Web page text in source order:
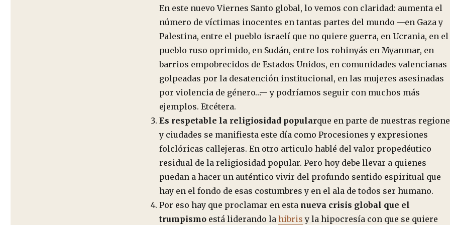
En este nuevo Viernes Santo global, lo vemos con claridad: aumenta el
número de víctimas inocentes en tantas partes del mundo —en Gaza y
Palestina, entre el pueblo israelí que no quiere guerra, en Ucrania, en el
pueblo ruso oprimido, en Sudán, entre los rohinyás en Myanmar, en
barrios empobrecidos de Estados Unidos, en comunidades valencianas
golpeadas por la desatención institucional, en las mujeres asesinadas
por violencia de género…— y podríamos seguir con muchos más
ejemplos. Etcétera.
Es respetable la religiosidad popularque en parte de nuestras
y ciudades se manifiesta este día como Procesiones y expresiones
folclóricas callejeras. En otro articulo hablé del valor propedéutico
residual de la religiosidad popular. Pero hoy debe llevar a quienes
puedan a hacer un auténtico vivir del profundo sentido espiritual que
hay en el fondo de esas costumbres y en el ala de todos ser humano.
Por eso hay que proclamar en esta nueva crisis global que el
trumpismoestá liderando la hibris y la hipocresía con que se quiere